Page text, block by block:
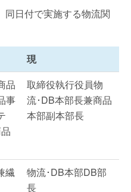
同日付で実施する物流関
現
品
事
取締役執行役員物
流･DB本部長兼商品
本部副本部長
繊
物流･DB本部DB部
長